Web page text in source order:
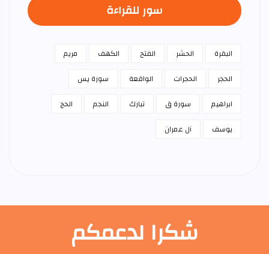
سور للقراءة
البقرة الحشر الفتح الكهف
مريم
الحجر
الحجرات الواقعة
سورة يس
ابراهيم
سورة ق تبارك النجم
الحج
يوسف
آل عمران
شكرا لدعمكم